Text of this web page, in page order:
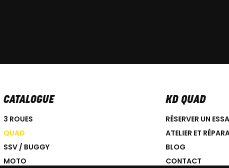
CATALOGUE
3 ROUES
QUAD
SSV / BUGGY
MOTO
KD QUAD
RÉSERVER UN
ATELIER ET
BLOG
CONTACT